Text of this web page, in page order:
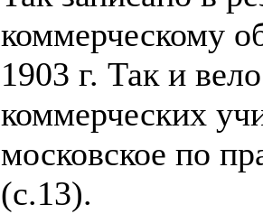
коммерческому
1903 г. Так и
коммерческих
московское по
(с.13).